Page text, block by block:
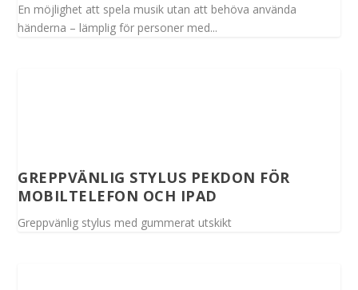
En möjlighet att spela musik utan att behöva använda
händerna – lämplig för personer med...
GREPPVÄNLIG STYLUS PEKDON FÖR
MOBILTELEFON OCH IPAD
Greppvänlig stylus med gummerat utskikt